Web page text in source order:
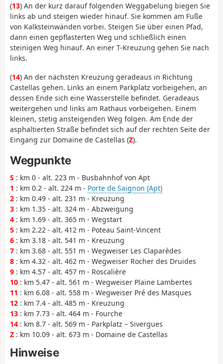
(13) An der kurz darauf folgenden Weggabelung biegen Sie
links ab und steigen wieder hinauf. Sie kommen am Fuße
von Kalksteinwänden vorbei. Steigen Sie über einen Pfad,
dann einen gepflasterten Weg und schließlich einen
steinigen Weg hinauf. An einer T-Kreuzung gehen Sie nach
links.
(14) An der nächsten Kreuzung geradeaus in Richtung
Castellas gehen. Links an einem Parkplatz vorbeigehen, an
dessen Ende sich eine Wasserstelle befindet. Geradeaus
weitergehen und links am Rathaus vorbeigehen. Einem
kleinen, stetig ansteigenden Weg folgen. Am Ende der
asphaltierten Straße befindet sich auf der rechten Seite der
Eingang zur Domaine de Castellas (Z).
Wegpunkte
S : km 0 - alt. 223 m - Busbahnhof von Apt
1 : km 0.2 - alt. 224 m - Porte de Saignon (Apt)
2 : km 0.49 - alt. 231 m - Kreuzung
3 : km 1.35 - alt. 324 m - Abzweigung
4 : km 1.69 - alt. 365 m - Wegstart
5 : km 2.22 - alt. 412 m - Poteau Saint-Vincent
6 : km 3.18 - alt. 541 m - Kreuzung
7 : km 3.68 - alt. 551 m - Wegweiser Les Claparèdes
8 : km 4.32 - alt. 462 m - Wegweiser Rocher des Druides
9 : km 4.57 - alt. 457 m - Roscalière
10 : km 5.47 - alt. 561 m - Wegweiser Plaine Lambertes
11 : km 6.08 - alt. 558 m - Wegweiser Pré des Masques
12 : km 7.4 - alt. 485 m - Kreuzung
13 : km 7.73 - alt. 464 m - Fourche
14 : km 8.7 - alt. 569 m - Parkplatz – Sivergues
Z : km 10.09 - alt. 673 m - Domaine de Castellas
Hinweise